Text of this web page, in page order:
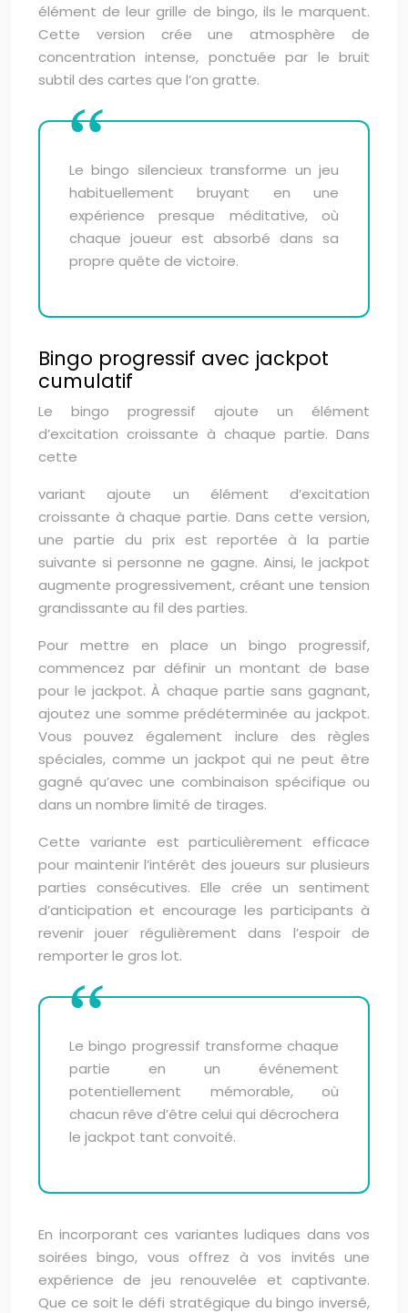
élément de leur grille de bingo, ils le marquent.
Cette version crée une atmosphère de
concentration intense, ponctuée par le bruit
subtil des cartes que l’on gratte.
Le bingo silencieux transforme un jeu
habituellement bruyant en une
expérience presque méditative, où
chaque joueur est absorbé dans sa
propre quête de victoire.
Bingo progressif avec jackpot
cumulatif
Le bingo progressif ajoute un élément
d’excitation croissante à chaque partie. Dans
cette
variant ajoute un élément d’excitation
croissante à chaque partie. Dans cette version,
une partie du prix est reportée à la partie
suivante si personne ne gagne. Ainsi, le jackpot
augmente progressivement, créant une tension
grandissante au fil des parties.
Pour mettre en place un bingo progressif,
commencez par définir un montant de base
pour le jackpot. À chaque partie sans gagnant,
ajoutez une somme prédéterminée au jackpot.
Vous pouvez également inclure des règles
spéciales, comme un jackpot qui ne peut être
gagné qu’avec une combinaison spécifique ou
dans un nombre limité de tirages.
Cette variante est particulièrement efficace
pour maintenir l’intérêt des joueurs sur plusieurs
parties consécutives. Elle crée un sentiment
d’anticipation et encourage les participants à
revenir jouer régulièrement dans l’espoir de
remporter le gros lot.
Le bingo progressif transforme chaque
partie en un événement
potentiellement mémorable, où
chacun rêve d’être celui qui décrochera
le jackpot tant convoité.
En incorporant ces variantes ludiques dans vos
soirées bingo, vous offrez à vos invités une
expérience de jeu renouvelée et captivante.
Que ce soit le défi stratégique du bingo inversé,